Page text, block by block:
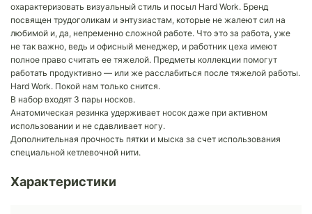
охарактеризовать визуальный стиль и посыл Hard Work. Бренд
посвящен трудоголикам и энтузиастам, которые не жалеют сил на
любимой и, да, непременно сложной работе. Что это за работа, уже
не так важно, ведь и офисный менеджер, и работник цеха имеют
полное право считать ее тяжелой. Предметы коллекции помогут
работать продуктивно — или же расслабиться после тяжелой работы.
Hard Work. Покой нам только снится.
В набор входят 3 пары носков.
Анатомическая резинка удерживает носок даже при активном
использовании и не сдавливает ногу.
Дополнительная прочность пятки и мыска за счет использования
специальной кетлевочной нити.
Характеристики